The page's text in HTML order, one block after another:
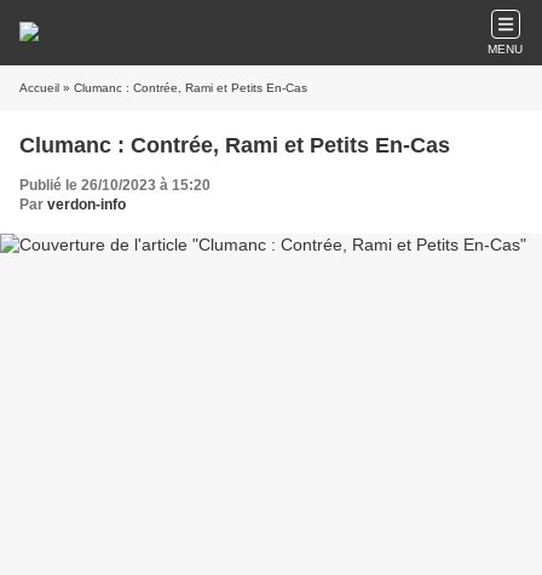
MENU
Accueil » Clumanc : Contrée, Rami et Petits En-Cas
Clumanc : Contrée, Rami et Petits En-Cas
Publié le 26/10/2023 à 15:20
Par verdon-info